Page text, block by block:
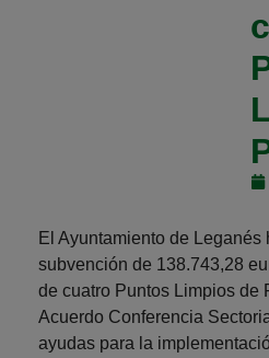
El Ayuntamiento de Leganés
subvención de 138.743,28
de cuatro Puntos Limpios de
Acuerdo Conferencia
ayudas para la